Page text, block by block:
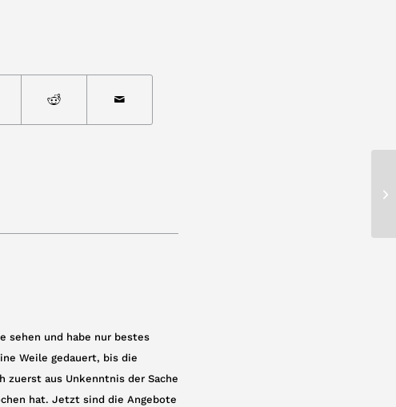
sehen und habe nur bestes
Weile gedauert, bis die
zuerst aus Unkenntnis der Sache
hat. Jetzt sind die Angebote